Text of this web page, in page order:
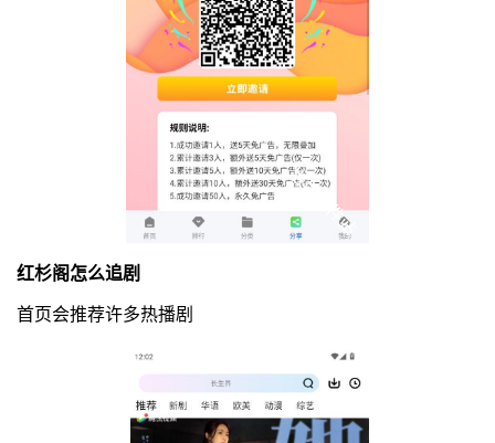
红杉阁怎么追剧
首页会推荐许多热播剧